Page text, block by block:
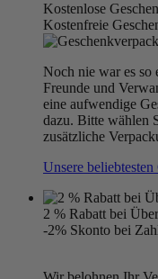
Kostenlose
Kostenfreie
Noch nie war es so
Freunde und
eine aufwendige
dazu. Bitte wählen
zusätzliche
Unsere
2 % Rabatt bei
-2% Skonto bei